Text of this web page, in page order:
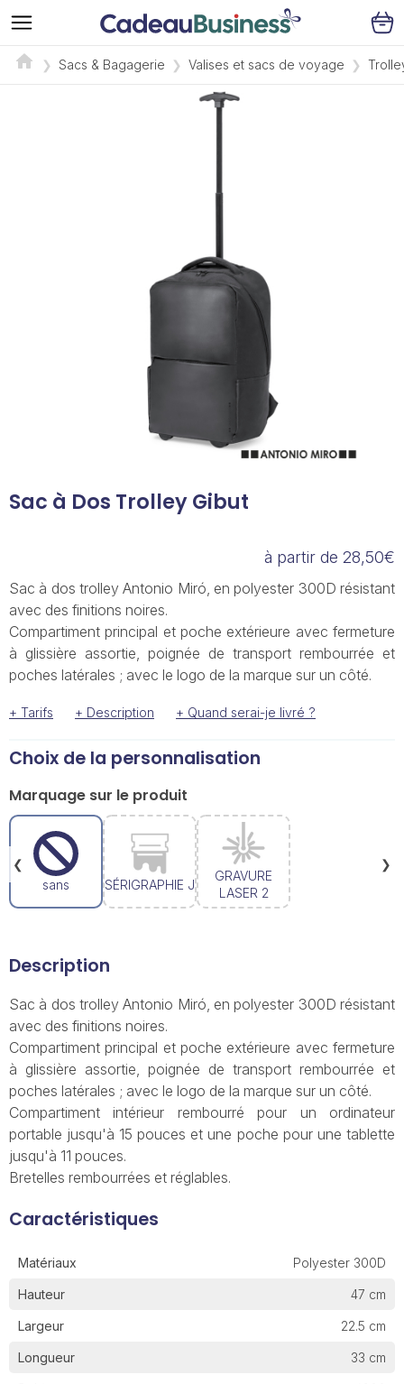
Sacs & Bagagerie Valises et sacs de voyage
Sac à Dos Trolley Gibut
à partir de 28,50€
Sac à dos trolley Antonio Miró, en polyester 300D résistant
avec des finitions noires.
Compartiment principal et poche extérieure avec fermeture
à glissière assortie, poignée de transport rembourrée et
poches latérales ; avec le logo de la marque sur un côté.
+ Tarifs + Description + Quand serai-je livré ?
Choix de la personnalisation
Marquage sur le produit
sans SÉRIGRAPHIE J
GRAVURE
LASER 2
❯
❮
Description
Sac à dos trolley Antonio Miró, en polyester 300D résistant
avec des finitions noires.
Compartiment principal et poche extérieure avec fermeture
à glissière assortie, poignée de transport rembourrée et
poches latérales ; avec le logo de la marque sur un côté.
Compartiment intérieur rembourré pour un ordinateur
portable jusqu'à 15 pouces et une poche pour une tablette
jusqu'à 11 pouces.
Bretelles rembourrées et réglables.
Caractéristiques
Matériaux Polyester 300D
Hauteur 47 cm
Largeur 22.5 cm
Longueur 33 cm